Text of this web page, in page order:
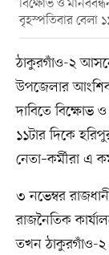
বিক্ষোভ ও
বৃহস্পতিবার বেলা
ঠাকুরগাঁও-২
উপজেলার
দাবিতে বিক্ষোভ
১১টার দিকে
নেতা–কর্মীরা এ
৩ নভেম্বর
রাজনৈতিক
তখন ঠাকুরগাঁও-২